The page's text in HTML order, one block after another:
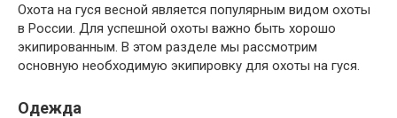
Охота на гуся весной является популярным видом охоты
в России. Для успешной охоты важно быть хорошо
экипированным. В этом разделе мы рассмотрим
основную необходимую экипировку для охоты на гуся.
Одежда